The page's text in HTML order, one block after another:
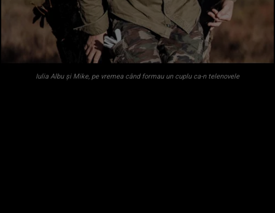
Iulia Albu și Mike, pe vremea când formau un cuplu ca-n telenovele